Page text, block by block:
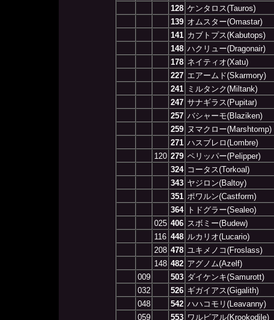
128 ケンタロス(Tauros)
139 オムスター(Omastar)
141 カブトプス(Kabutops)
148 ハクリュー(Dragonair)
178 ネイティオ(Xatu)
227 エアームド(Skarmory)
241
ミルタンク(Miltank)
247 サナギラス(Pupitar)
257 バシャーモ(Blaziken)
259 ヌマクロー(Marshtomp)
271 ハスブレロ(Lombre)
120 279 ペリッパー(Pelipper)
324 コータス(Torkoal)
343 ヤジロン(Baltoy)
351 ポワルン(Castform)
364
トドグラー(Sealeo)
025 406 スボミー(Budew)
116 448 ルカリオ(Lucario)
208 478 ユキメノコ(Froslass)
148 482 アグノム(Azelf)
009
503 ダイケンキ(Samurott)
032
526 ギガイアス(Gigalith)
048
542 ハハコモリ(Leavanny)
059
553 ワルビアル(Krookodile)